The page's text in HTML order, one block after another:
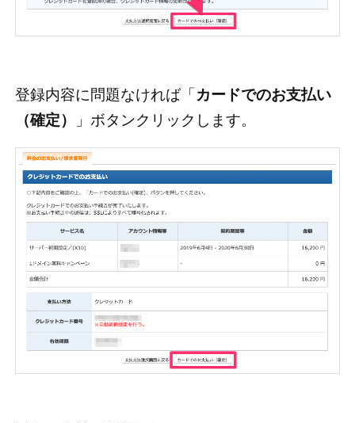
登録内容に問題なければ「カードでのお支払い
（確定）
」ボタンクリックします。